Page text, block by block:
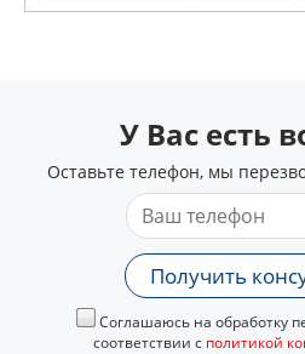
У Вас есть
Оставьте телефон, мы
Получить
Соглашаюсь на обработку
соответствии с политикой